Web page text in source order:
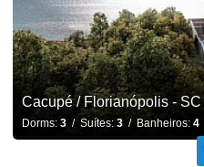
Cacupé / Florianópolis - SC
Dorms: 3/ Suítes: 3/ Banheiros: 4